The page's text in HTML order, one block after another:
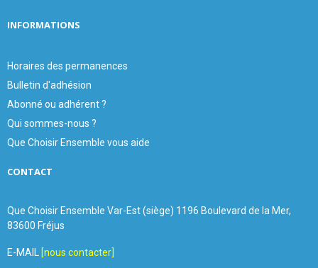
INFORMATIONS
Horaires des permanences
Bulletin d'adhésion
Abonné ou adhérent ?
Qui sommes-nous ?
Que Choisir Ensemble vous aide
CONTACT
Que Choisir Ensemble Var-Est (siège) 1196 Boulevard de la Mer,
83600 Fréjus
E-MAIL [nous contacter]